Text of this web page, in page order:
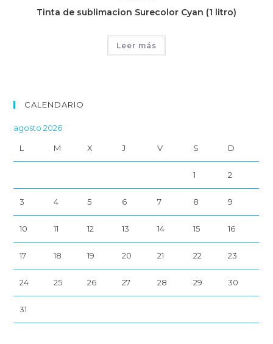
Tinta de sublimacion Surecolor Cyan (1 litro)
Leer más
CALENDARIO
agosto 2026
L M X J V S D
1 2
3 4 5 6 7 8 9
10 11 12 13 14 15 16
17 18 19 20 21 22 23
24 25 26 27 28 29 30
31